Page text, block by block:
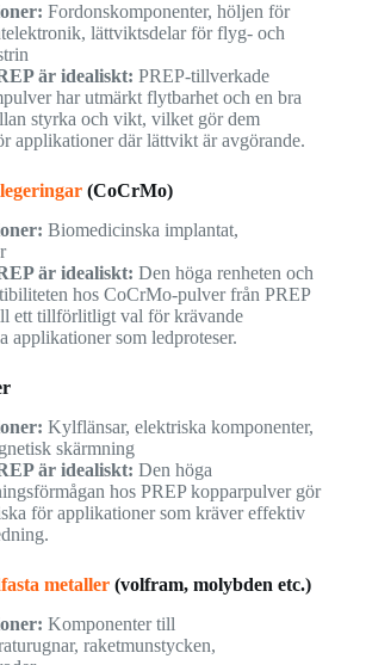
Fordonskomponenter, höljen för
lättviktsdelar för flyg- och
är idealiskt: PREP-tillverkade
har utmärkt flytbarhet och en bra
styrka och vikt, vilket gör dem
applikationer där lättvikt är avgörande.
(CoCrMo)
Biomedicinska implantat,
är idealiskt: Den höga renheten och
hos CoCrMo-pulver från PREP
ett tillförlitligt val för krävande
applikationer som ledproteser.
Kylflänsar, elektriska komponenter,
skärmning
är idealiskt: Den höga
hos PREP kopparpulver gör
för applikationer som kräver effektiv
metaller(volfram, molybden etc.)
Komponenter till
raketmunstycken,